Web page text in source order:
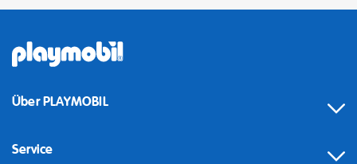
Über PLAYMOBIL
Service